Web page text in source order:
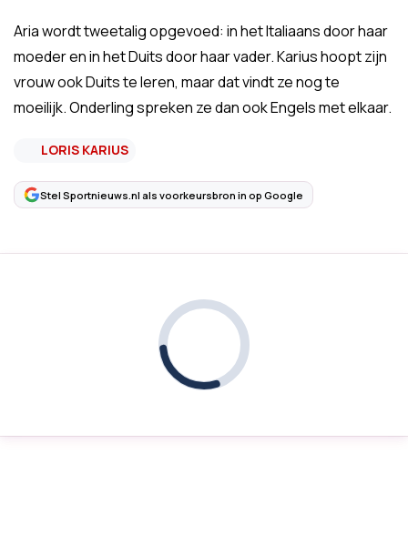
Aria wordt tweetalig opgevoed: in het Italiaans door haar
moeder en in het Duits door haar vader. Karius hoopt zijn
vrouw ook Duits te leren, maar dat vindt ze nog te
moeilijk. Onderling spreken ze dan ook Engels met elkaar.
LORIS KARIUS
Stel Sportnieuws.nl als voorkeursbron in op Google